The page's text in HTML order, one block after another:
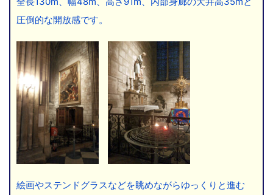
圧倒的な開放感です。
絵画やステンドグラスなどを眺めながらゆっくりと進む